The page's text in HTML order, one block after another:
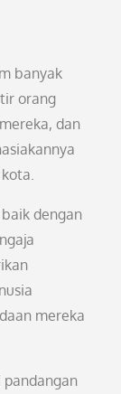
banyak
orang
dan
dengan
mereka